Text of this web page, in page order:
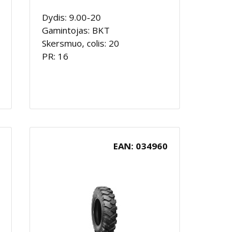
Dydis: 9.00-20
Gamintojas: BKT
Skersmuo, colis: 20
PR: 16
EAN: 034960